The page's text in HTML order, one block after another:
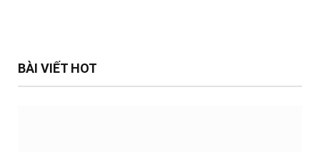
BÀI VIẾT HOT